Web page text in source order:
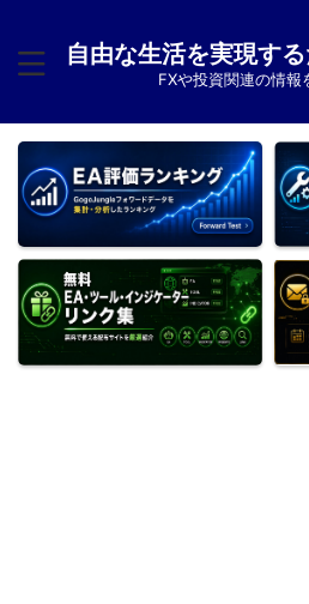
自由な生活を実現す
FXや投資関連の情報